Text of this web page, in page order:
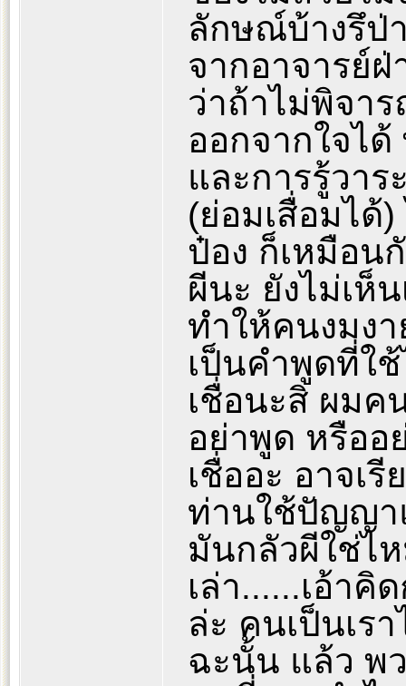
ลักษณ์บ้างรึป่
จากอาจารย์
ว่าถ้าไม่พิจา
ออกจากใจไ
และการรู้วา
(ย่อมเสื่อมได้
ป๋อง ก็เหมือน
ผีนะ ยังไม่เห็
ทำให้คนงมง
เป็นคำพูดที่ใ
เชื่อนะสิ ผมค
อย่าพูด หรืออ
เชื่ออะ อาจเ
ท่านใช้ปัญญา
มันกลัวผีใช่ไ
เล่า......เอ้าคิ
ล่ะ คนเป็นเร
ฉะนั้น แล้ว พ